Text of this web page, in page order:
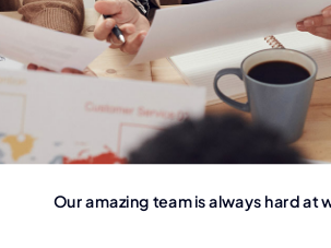
Our amazing team is always hard at